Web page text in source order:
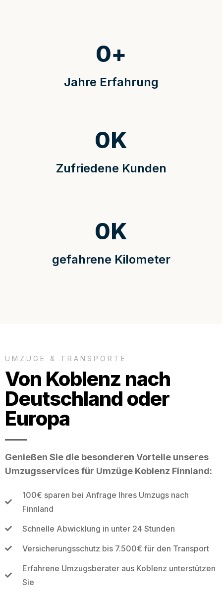
Jahre Erfahrung
0+
Zufriedene Kunden
0K
gefahrene Kilometer
0K
UMZÜGE & TRANSPORTE
Von Koblenz nach
Deutschland oder
Europa
Genießen Sie die besonderen Vorteile unseres
Umzugsservices für Umzüge Koblenz Finnland:
100€ sparen bei Anfrage Ihres Umzugs nach
Finnland
Schnelle Abwicklung in unter 24 Stunden
Versicherungsschutz bis 7.500€ für den Transport
Erfahrene Umzugsberater aus Koblenz unterstützen
Sie